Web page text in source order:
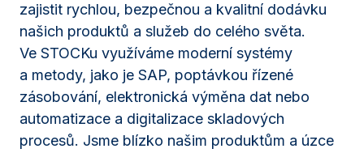
zajistit rychlou, bezpečnou a kvalitní dodávku
našich produktů a služeb do celého světa.
Ve STOCKu využíváme moderní systémy
a metody, jako je SAP, poptávkou řízené
zásobování, elektronická výměna dat nebo
automatizace a digitalizace skladových
procesů. Jsme blízko našim produktům a úzce